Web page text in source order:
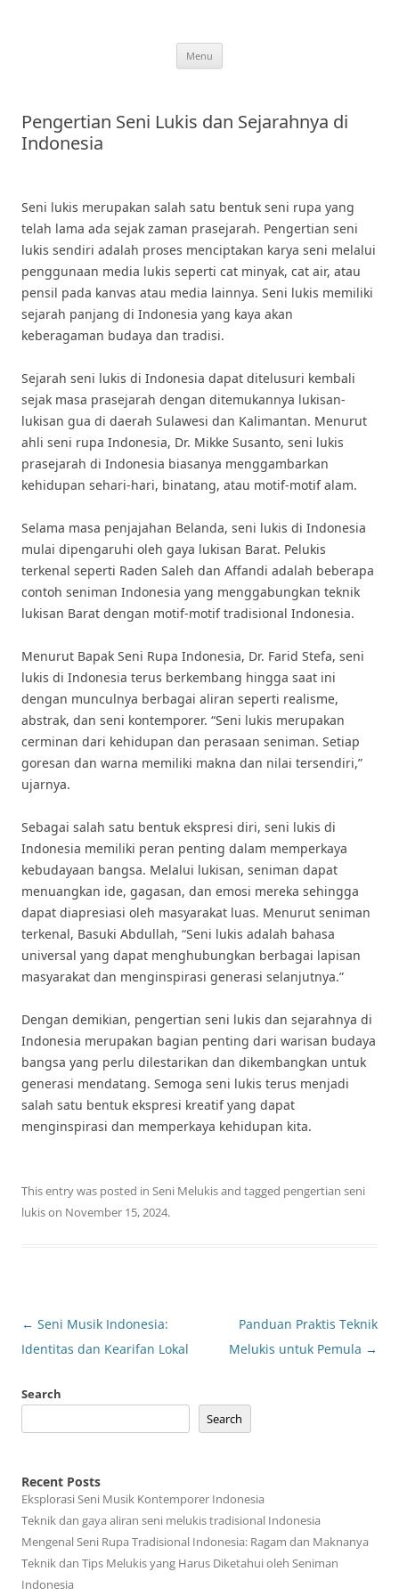
Menu
Pengertian Seni Lukis dan Sejarahnya di
Indonesia
Seni lukis merupakan salah satu bentuk seni rupa yang
telah lama ada sejak zaman prasejarah. Pengertian seni
lukis sendiri adalah proses menciptakan karya seni melalui
penggunaan media lukis seperti cat minyak, cat air, atau
pensil pada kanvas atau media lainnya. Seni lukis memiliki
sejarah panjang di Indonesia yang kaya akan
keberagaman budaya dan tradisi.
Sejarah seni lukis di Indonesia dapat ditelusuri kembali
sejak masa prasejarah dengan ditemukannya lukisan-
lukisan gua di daerah Sulawesi dan Kalimantan. Menurut
ahli seni rupa Indonesia, Dr. Mikke Susanto, seni lukis
prasejarah di Indonesia biasanya menggambarkan
kehidupan sehari-hari, binatang, atau motif-motif alam.
Selama masa penjajahan Belanda, seni lukis di Indonesia
mulai dipengaruhi oleh gaya lukisan Barat. Pelukis
terkenal seperti Raden Saleh dan Affandi adalah beberapa
contoh seniman Indonesia yang menggabungkan teknik
lukisan Barat dengan motif-motif tradisional Indonesia.
Menurut Bapak Seni Rupa Indonesia, Dr. Farid Stefa, seni
lukis di Indonesia terus berkembang hingga saat ini
dengan munculnya berbagai aliran seperti realisme,
abstrak, dan seni kontemporer. “Seni lukis merupakan
cerminan dari kehidupan dan perasaan seniman. Setiap
goresan dan warna memiliki makna dan nilai tersendiri,”
ujarnya.
Sebagai salah satu bentuk ekspresi diri, seni lukis di
Indonesia memiliki peran penting dalam memperkaya
kebudayaan bangsa. Melalui lukisan, seniman dapat
menuangkan ide, gagasan, dan emosi mereka sehingga
dapat diapresiasi oleh masyarakat luas. Menurut seniman
terkenal, Basuki Abdullah, “Seni lukis adalah bahasa
universal yang dapat menghubungkan berbagai lapisan
masyarakat dan menginspirasi generasi selanjutnya.”
Dengan demikian, pengertian seni lukis dan sejarahnya di
Indonesia merupakan bagian penting dari warisan budaya
bangsa yang perlu dilestarikan dan dikembangkan untuk
generasi mendatang. Semoga seni lukis terus menjadi
salah satu bentuk ekspresi kreatif yang dapat
menginspirasi dan memperkaya kehidupan kita.
This entry was posted in Seni Melukisand tagged pengertian seni
lukison November 15, 2024.
Post
navigation
← Seni Musik Indonesia:
Identitas dan Kearifan Lokal
Panduan Praktis Teknik
Melukis untuk Pemula →
Search
Search
Recent Posts
Eksplorasi Seni Musik Kontemporer Indonesia
Teknik dan gaya aliran seni melukis tradisional Indonesia
Mengenal Seni Rupa Tradisional Indonesia: Ragam dan Maknanya
Teknik dan Tips Melukis yang Harus Diketahui oleh Seniman
Indonesia